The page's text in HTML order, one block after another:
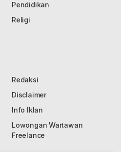
Pendidikan
Religi
Redaksi
Disclaimer
Info Iklan
Lowongan Wartawan
Freelance